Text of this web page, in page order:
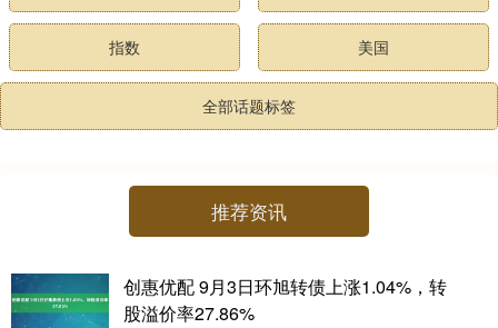
指数 美国
全部话题标签
推荐资讯
创惠优配 9月3日环旭转债上涨1.04%，转
股溢价率27.86%